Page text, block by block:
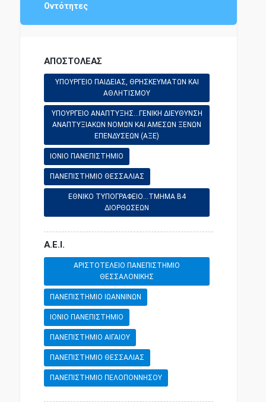
Οντότητες
ΑΠΟΣΤΟΛΕΑΣ
ΥΠΟΥΡΓΕΙΟ ΠΑΙΔΕΙΑΣ, ΘΡΗΣΚΕΥΜΑΤΩΝ ΚΑΙ
ΑΘΛΗΤΙΣΜΟΥ
ΥΠΟΥΡΓΕΙΟ ΑΝΑΠΤΥΞΗΣ...ΓΕΝΙΚΗ ΔΙΕΥΘΥΝΣΗ
ΑΝΑΠΤΥΞΙΑΚΩΝ ΝΟΜΩΝ ΚΑΙ ΑΜΕΣΩΝ ΞΕΝΩΝ
ΕΠΕΝΔΥΣΕΩΝ (ΑΞΕ)
ΙΟΝΙΟ ΠΑΝΕΠΙΣΤΗΜΙΟ
ΠΑΝΕΠΙΣΤΗΜΙΟ ΘΕΣΣΑΛΙΑΣ
ΕΘΝΙΚΟ ΤΥΠΟΓΡΑΦΕΙΟ...ΤΜΗΜΑ Β4
ΔΙΟΡΘΩΣΕΩΝ
Α.Ε.Ι.
ΑΡΙΣΤΟΤΕΛΕΙΟ ΠΑΝΕΠΙΣΤΗΜΙΟ
ΘΕΣΣΑΛΟΝΙΚΗΣ
ΠΑΝΕΠΙΣΤΗΜΙΟ ΙΩΑΝΝΙΝΩΝ
ΙΟΝΙΟ ΠΑΝΕΠΙΣΤΗΜΙΟ
ΠΑΝΕΠΙΣΤΗΜΙΟ ΑΙΓΑΙΟΥ
ΠΑΝΕΠΙΣΤΗΜΙΟ ΘΕΣΣΑΛΙΑΣ
ΠΑΝΕΠΙΣΤΗΜΙΟ ΠΕΛΟΠΟΝΝΗΣΟΥ